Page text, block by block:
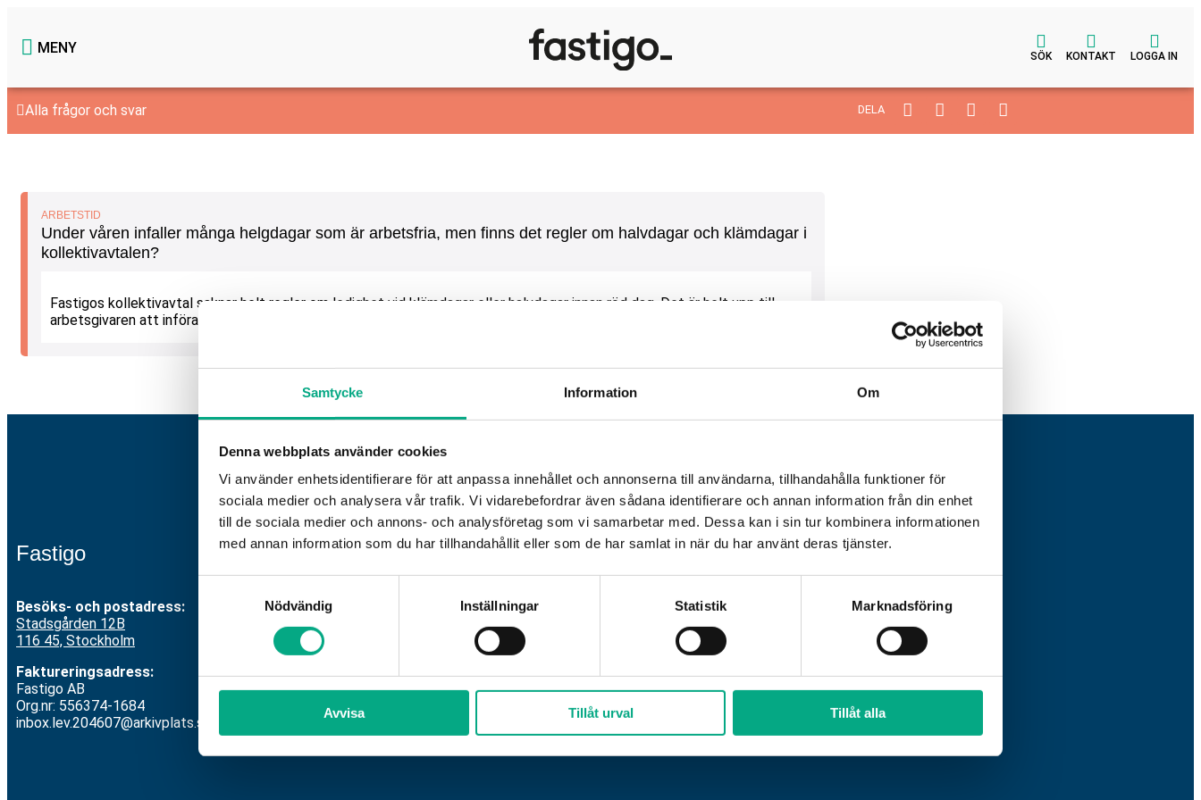
Samtycke Information Om
Denna webbplats använder cookies
Vi använder enhetsidentifierare för att anpassa innehållet och annonserna till användarna, tillhandahålla funktioner för
sociala medier och analysera vår trafik. Vi vidarebefordrar även sådana identifierare och annan information från din enhet
till de sociala medier och annons- och analysföretag som vi samarbetar med. Dessa kan i sin tur kombinera informationen
med annan information som du har tillhandahållit eller som de har samlat in när du har använt deras tjänster.
Nödvändig
Inställningar Statistik Marknadsföring
Avvisa Tillåt urval Tillåt alla
MENY
SÖK KONTAKT LOGGA IN
Alla frågor och svar DELA
ARBETSTID
Under våren infaller många helgdagar som är arbetsfria, men finns det regler om halvdagar och klämdagar i
kollektivavtalen?
Fastigos kollektivavtal saknar helt regler om ledighet vid klämdagar eller halvdagar innan röd dag. Det är helt upp till
arbetsgivaren att införa sådana regler eller inte. (F-, S-, K- och I-avtalet)
Fastigo
Besöks- och postadress:
Stadsgården 12B
116 45, Stockholm
Faktureringsadress:
Fastigo AB
Org.nr: 556374-1684
inbox.lev.204607@arkivplats.se
Kontakt
08-676 69 00
info@fastigo.se
id arbetsgivarfrågor för dig som är medlem:
SvarDirekt: 08-676 69 69,svardirekt@fastigo.se
Vill du outsourca din lönehantering?Läs mer
omHR-Huset här.
Öppettider
Måndag–fredag:
09.00 – 15.00
Lunchstängt: